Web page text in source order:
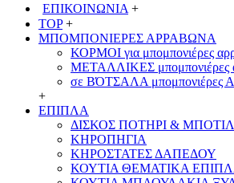
ΕΠΙΚΟΙΝΩΝΙΑ +
TOP +
ΜΠΟΜΠΟΝΙΕΡΕΣ ΑΡΡΑΒΩΝΑ
ΚΟΡΜΟΙ για μπομπονιέρες
ΜΕΤΑΛΛΙΚΕΣ μπομπονιέρες
σε ΒΌΤΣΑΛΑ μπομπονιέρες
+
ΕΠΙΠΛΑ
ΔΙΣΚΟΣ ΠΟΤΗΡΙ &
ΚΗΡΟΠΗΓΙΑ
ΚΗΡΟΣΤΑΤΕΣ ΔΑΠΕΔΟΥ
ΚΟΥΤΙΑ ΘΕΜΑΤΙΚΑ